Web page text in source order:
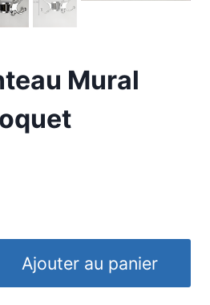
Mural
prix
actuel
est :
Ajouter au panier